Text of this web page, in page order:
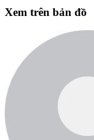
Xem trên bản đồ